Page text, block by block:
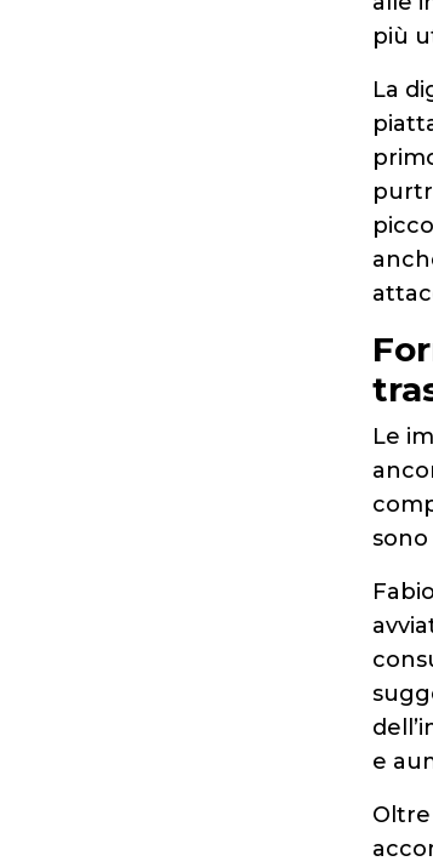
più
La
Le
e
Oltre